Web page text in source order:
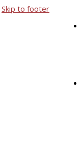
Skip to footer